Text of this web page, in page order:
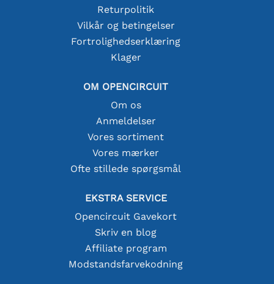
Returpolitik
Vilkår og betingelser
Fortrolighedserklæring
Klager
OM OPENCIRCUIT
Om os
Anmeldelser
Vores sortiment
Vores mærker
Ofte stillede spørgsmål
EKSTRA SERVICE
Opencircuit Gavekort
Skriv en blog
Affiliate program
Modstandsfarvekodning